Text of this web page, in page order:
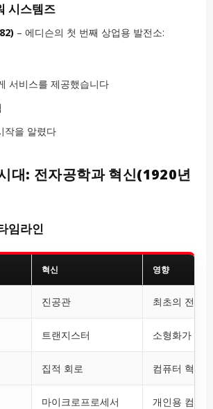
시스템즈
– 에디슨의 첫 번째 상업용 발전소:
서비스를 제공했습니다
작을 알렸다
대: 전자공학과 혁신(1920년
임라인
혁신 영향
진공관 최초의 전자
트랜지스터 소형화가 시
집적 회로 컴퓨터 혁명
마이크로프로세서 개인용 컴퓨팅